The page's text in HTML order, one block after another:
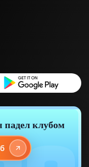
падел клубом